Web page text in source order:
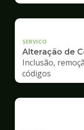
SERVICO
Alteração de
Inclusão,
códigos